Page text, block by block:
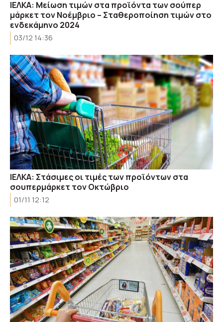
ΙΕΛΚΑ: Μείωση τιμών στα προϊόντα των σούπερ
μάρκετ τον Νοέμβριο – Σταθεροποίηση τιμών στο
ενδεκάμηνο 2024
03/12 14:36
ΙΕΛΚΑ: Στάσιμες οι τιμές των προϊόντων στα
σουπερμάρκετ τον Οκτώβριο
01/11 12:12